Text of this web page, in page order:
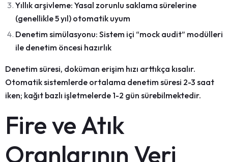
Yıllık arşivleme: Yasal zorunlu saklama sürelerine
(genellikle5 yıl) otomatik uyum
Denetim simülasyonu: Sistem içi “mock audit” modülleri
ile denetim öncesi hazırlık
Denetim süresi, doküman erişim hızı arttıkça kısalır.
Otomatik sistemlerde ortalama denetim süresi 2-3 saat
iken; kağıt bazlı işletmelerde 1-2 gün sürebilmektedir.
Fire ve Atık
Oranlarının Veri